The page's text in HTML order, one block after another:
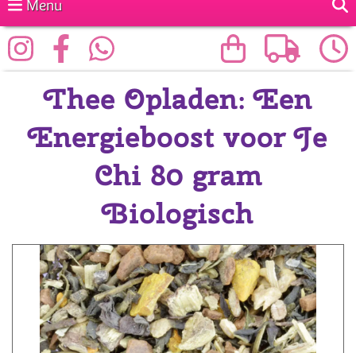
Menu
Thee Opladen: Een
Energieboost voor Je
Chi 80 gram
Biologisch